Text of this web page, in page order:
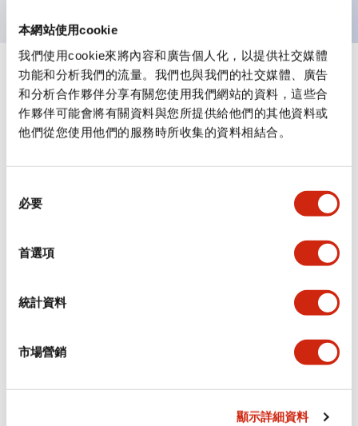
本網站使用cookie
我們使用cookie來將內容和廣告個人化，以提供社交媒體
功能和分析我們的流量。我們也與我們的社交媒體、廣告
和分析合作夥伴分享有關您使用我們網站的資料，這些合
作夥伴可能會將有關資料與您所提供給他們的其他資料或
他們從您使用他們的服務時所收集的資料相結合。
必要
首選項
統計資料
市場營銷
顯示詳細資料
規格 顯示全部
審美規範
環境規範
功能規格